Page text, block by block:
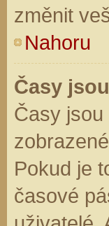
změnit
Nahoru
Časy
Časy
Pokud je
časové